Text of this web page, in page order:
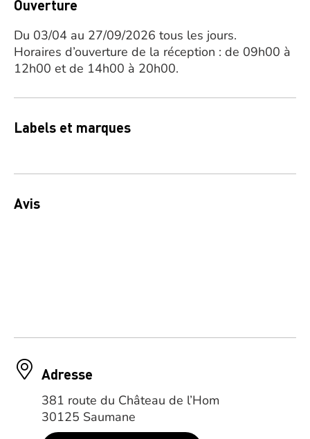
Ouverture
Du 03/04 au 27/09/2026 tous les jours.
Horaires d’ouverture de la réception : de 09h00 à
12h00 et de 14h00 à 20h00.
Labels et marques
Avis
Adresse
381 route du Château de l’Hom
30125 Saumane